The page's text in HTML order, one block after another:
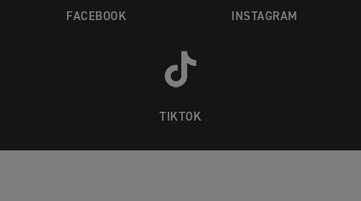
FACEBOOK INSTAGRAM
TIKTOK